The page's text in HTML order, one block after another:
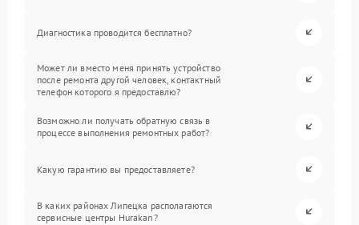
Диагностика проводится бесплатно?
Может ли вместо меня принять устройство
после ремонта другой человек, контактный
телефон которого я предоставлю?
Возможно ли получать обратную связь в
процессе выполнения ремонтных работ?
Какую гарантию вы предоставляете?
В каких районах Липецка располагаются
сервисные центры Hurakan?